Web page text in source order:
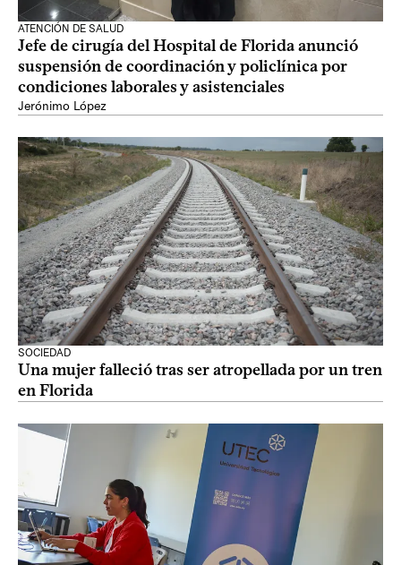
ATENCIÓN DE SALUD
Jefe de cirugía del Hospital de Florida anunció
suspensión de coordinación y policlínica por
condiciones laborales y asistenciales
Jerónimo López
SOCIEDAD
Una mujer falleció tras ser atropellada por un tren
en Florida